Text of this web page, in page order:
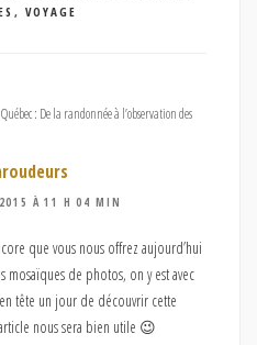
, VOYAGE
: De la randonnée à l’observation des
À 11 H 04 MIN
que vous nous offrez aujourd’hui
mosaïques de photos, on y est avec
tête un jour de découvrir cette
nous sera bien utile 😉